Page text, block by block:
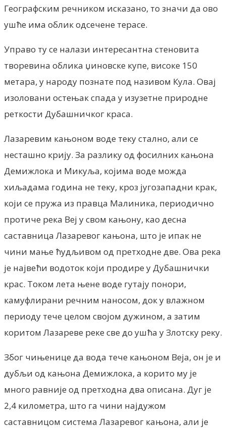
Географским речником исказано, то значи да ово
ушће има облик одсечене терасе.
Управо ту се налази интересантна стеновита
творевина облика џиновске купе, високе 150
метара, у народу познате под називом Кула. Овај
изоловани остењак спада у изузетне природне
реткости Дубашничког краса.
Лазаревим кањоном воде теку стално, али се
несташно крију. За разлику од фосилних кањона
Демижлока и Микуља, којима воде можда
хиљадама година не теку, кроз југозападни крак,
који се пружа из правца Малиника, периодично
протиче река Веј у свом кањону, као десна
саставница Лазаревог кањона, што је ипак не
чини мање ћудљивом од претходне две. Ова река
је највећи водоток који продире у Дубашнички
крас. Током лета њене воде гутају понори,
камуфлирани речним наносом, док у влажном
периоду тече целом својом дужином, а затим
коритом Лазареве реке све до ушћа у Злотску реку.
Због чињенице да вода тече кањоном Веја, он је и
дубљи од кањона Демижлока, а корито му је
много равније од претходна два описана. Дуг је
2,4 километра, што га чини најдужом
саставницом система Лазаревог кањона, али је